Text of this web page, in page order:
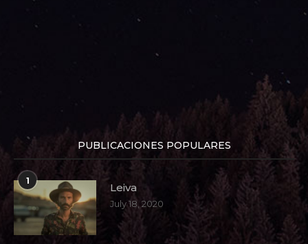
PUBLICACIONES POPULARES
1
Leiva
July 18, 2020